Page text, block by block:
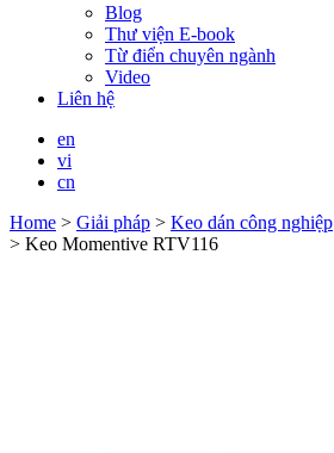
Blog
Thư viện E-book
Từ điển chuyên ngành
Video
Liên hệ
en
vi
cn
Home > Giải pháp > Keo dán công nghiệp
> Keo Momentive RTV116